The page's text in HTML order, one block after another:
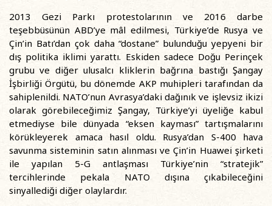
2013 Gezi Parkı protestolarının ve 2016 darbe
teşebbüsünün ABD’ye mâl edilmesi, Türkiye’de Rusya ve
Çin’in Batı’dan çok daha “dostane” bulunduğu yepyeni bir
dış politika iklimi yarattı. Eskiden sadece Doğu Perinçek
grubu ve diğer ulusalcı kliklerin bağrına bastığı Şangay
İşbirliği Örgütü, bu dönemde AKP muhipleri tarafından da
sahiplenildi. NATO’nun Avrasya’daki dağınık ve işlevsiz ikizi
olarak görebileceğimiz Şangay, Türkiye’yi üyeliğe kabul
etmediyse bile dünyada “eksen kayması” tartışmalarını
körükleyerek amaca hasıl oldu. Rusya’dan S-400 hava
savunma sisteminin satın alınması ve Çin’in Huawei şirketi
ile yapılan 5-G antlaşması Türkiye’nin “stratejik”
tercihlerinde pekala NATO dışına çıkabileceğini
sinyallediği diğer olaylardır.